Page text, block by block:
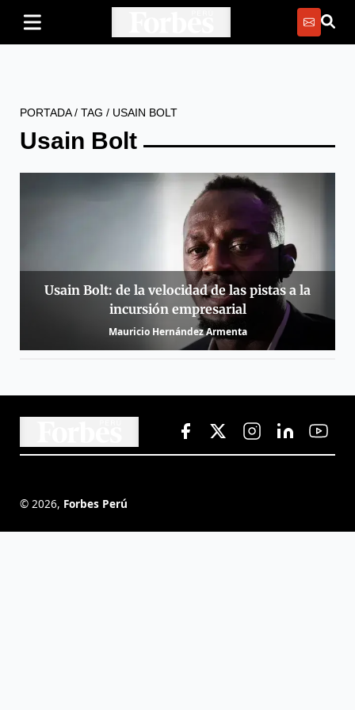
PORTADA/ TAG / USAIN BOLT
Usain Bolt
Usain Bolt: de la velocidad de las pistas a la
incursión empresarial
Mauricio Hernández Armenta
© 2026, Forbes Perú